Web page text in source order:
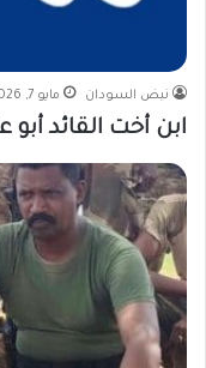
نبض السودان مايو 7, 2026
ابن أخت القائد